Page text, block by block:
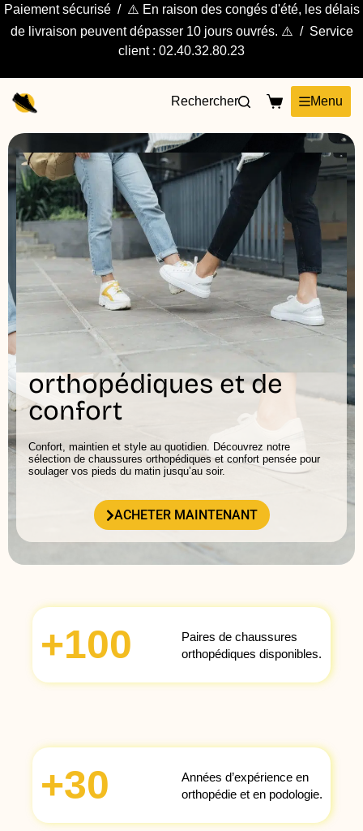
Paiement sécurisé / ⚠️ En raison des congés d'été, les délais
de livraison peuvent dépasser 10 jours ouvrés. ⚠️ / Service
client : 02.40.32.80.23
Rechercher Menu
Boutique de chaussures
orthopédiques et de
confort
Confort, maintien et style au quotidien. Découvrez notre
sélection de chaussures orthopédiques et confort pensée pour
soulager vos pieds du matin jusqu’au soir.
ACHETER MAINTENANT
Paires de chaussures
orthopédiques disponibles.
+100
Années d’expérience en
orthopédie et en podologie.
+30